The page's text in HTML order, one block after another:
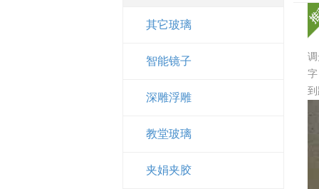
其它玻璃
智能镜子
深雕浮雕
教堂玻璃
夹娟夹胶